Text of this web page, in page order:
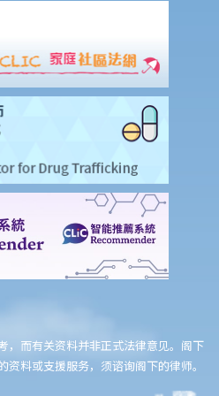
，而有关资料并非正式法律意见。阁下
料或支援服务，须谘询阁下的律师。